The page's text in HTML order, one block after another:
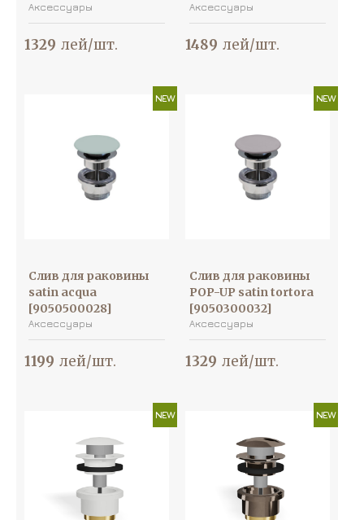
Аксессуары
1329 лей/шт.
Аксессуары
1489 лей/шт.
NEW
Слив для раковины
satin acqua
[9050500028]
Аксессуары
1199 лей/шт.
NEW
Слив для раковины
POP-UP satin tortora
[9050300032]
Аксессуары
1329 лей/шт.
NEW NEW